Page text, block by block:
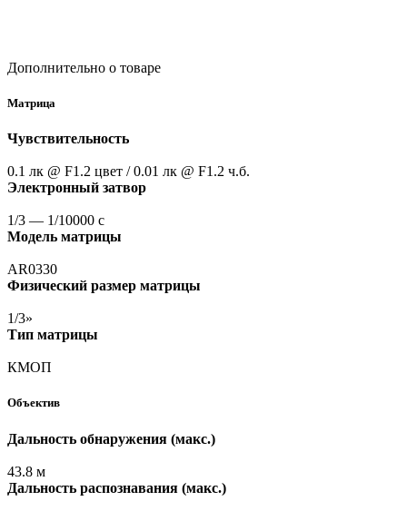
Дополнительно о товаре
Матрица
Чувствительность
0.1 лк @ F1.2 цвет / 0.01 лк @ F1.2 ч.б.
Электронный затвор
1/3 — 1/10000 с
Модель матрицы
AR0330
Физический размер матрицы
1/3»
Тип матрицы
КМОП
Объектив
Дальность обнаружения (макс.)
43.8 м
Дальность распознавания (макс.)